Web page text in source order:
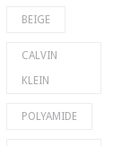
BEIGE
CALVIN
KLEIN
POLYAMIDE